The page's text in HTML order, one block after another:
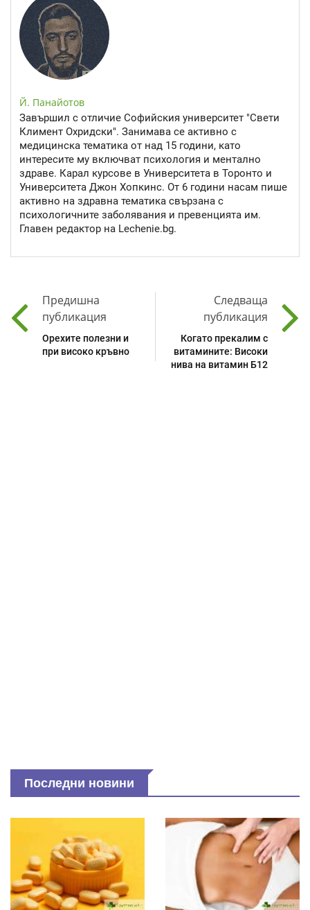
Й. Панайотов
Завършил с отличие Софийския университет "Свети
Климент Охридски". Занимава се активно с
медицинска тематика от над 15 години, като
интересите му включват психология и ментално
здраве. Карал курсове в Университета в Торонто и
Университета Джон Хопкинс. От 6 години насам пише
активно на здравна тематика свързана с
психологичните заболявания и превенцията им.
Главен редактор на Lechenie.bg.
Предишна
публикация
Орехите полезни и
при високо кръвно
Следваща
публикация
Когато прекалим с
витамините: Високи
нива на витамин Б12
Последни новини